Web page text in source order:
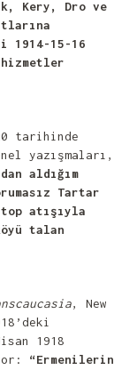
Kery, Dro ve
15-16
tarihinde
yazışmaları,
aldığım
Tartar
atışıyla
talan
, New
1918
“Ermenilerin